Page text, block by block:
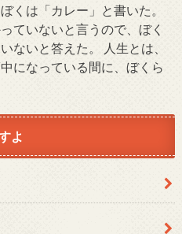
くは「カレー」と書いた。
ていないと言うので、ぼく
ないと答えた。 人生とは、
になっている間に、ぼくら
よ